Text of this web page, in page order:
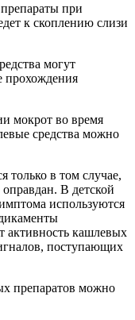
при
к скоплению слизи
могут
прохождения
мокрот во время
средства можно
только в том случае,
В детской
используются
активность кашлевых
поступающих
препаратов можно